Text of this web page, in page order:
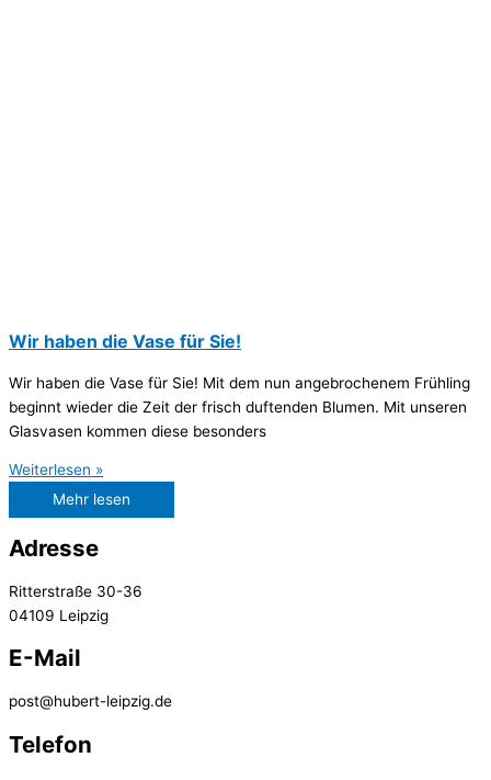
Wir haben die Vase für Sie!
Wir haben die Vase für Sie! Mit dem nun angebrochenem Frühling
beginnt wieder die Zeit der frisch duftenden Blumen. Mit unseren
Glasvasen kommen diese besonders
Weiterlesen »
Mehr lesen
Adresse
Ritterstraße 30-36
04109 Leipzig
E-Mail
post@hubert-leipzig.de
Telefon